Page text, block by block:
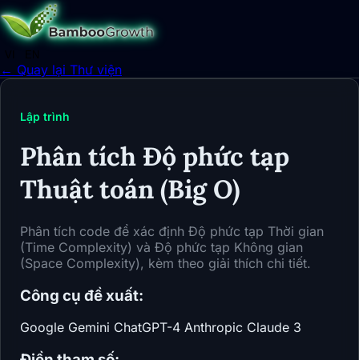
← Quay lại Thư viện
Lập trình
Phân tích Độ phức tạp
Thuật toán (Big O)
Phân tích code để xác định Độ phức tạp Thời gian
(Time Complexity) và Độ phức tạp Không gian
(Space Complexity), kèm theo giải thích chi tiết.
Công cụ đề xuất:
Google Gemini ChatGPT-4 Anthropic Claude 3